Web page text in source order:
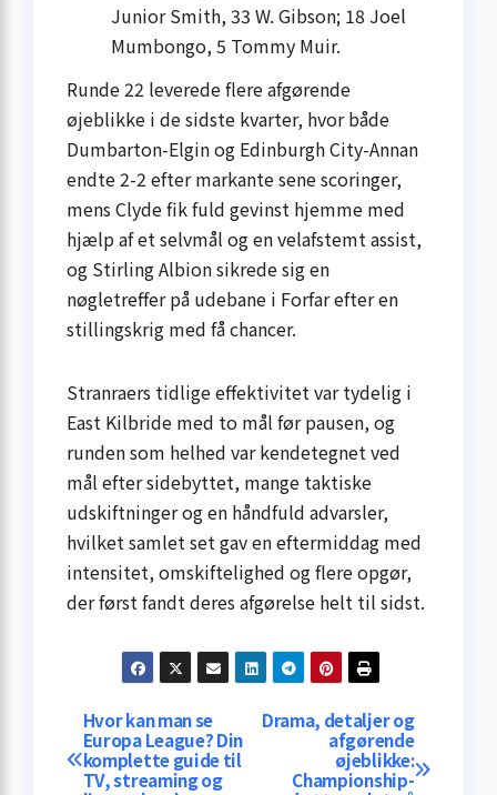
Junior Smith, 33 W. Gibson; 18 Joel
Mumbongo, 5 Tommy Muir.
Runde 22 leverede flere afgørende
øjeblikke i de sidste kvarter, hvor både
Dumbarton-Elgin og Edinburgh City-Annan
endte 2-2 efter markante sene scoringer,
mens Clyde fik fuld gevinst hjemme med
hjælp af et selvmål og en velafstemt assist,
og Stirling Albion sikrede sig en
nøgletreffer på udebane i Forfar efter en
stillingskrig med få chancer.
Stranraers tidlige effektivitet var tydelig i
East Kilbride med to mål før pausen, og
runden som helhed var kendetegnet ved
mål efter sidebyttet, mange taktiske
udskiftninger og en håndfuld advarsler,
hvilket samlet set gav en eftermiddag med
intensitet, omskiftelighed og flere opgør,
der først fandt deres afgørelse helt til sidst.
Indlægsnavigation
Drama, detaljer og
afgørende
øjeblikke:
Championship-
Hvor kan man se
Europa League? Din
komplette guide til
TV, streaming og